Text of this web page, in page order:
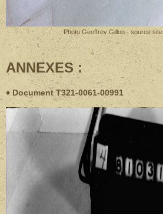
Photo Geoffrey Gillon - source site
ANNEXES :
♦ Document T321-0061-00991